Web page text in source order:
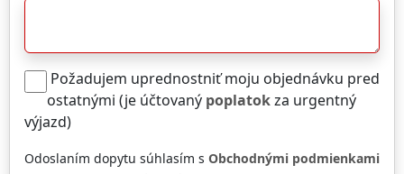
Požadujem uprednostniť moju objednávku pred
ostatnými (je účtovaný poplatokza urgentný
výjazd)
Odoslaním dopytu súhlasím s Obchodnými podmienkami